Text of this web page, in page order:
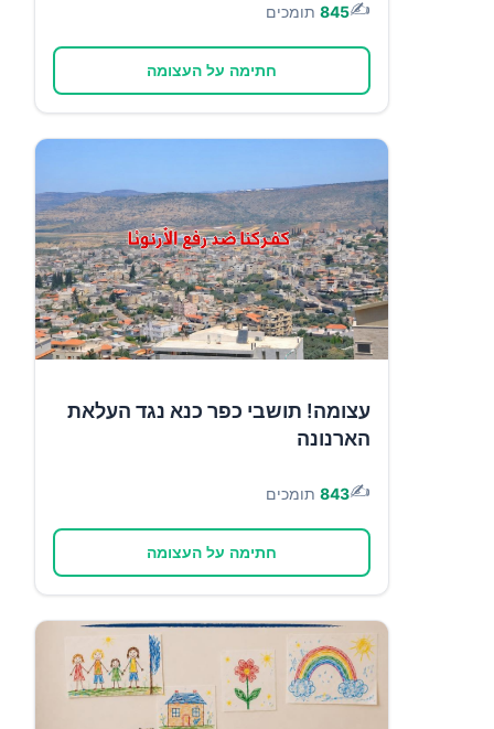
✍️
845 תומכים
חתימה על העצומה
עצומה! תושבי כפר כנא נגד העלאת
הארנונה
✍️
843 תומכים
חתימה על העצומה